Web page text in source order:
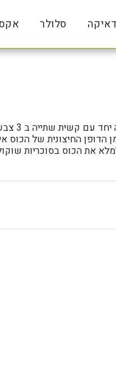
סלולר
הדופן החיצונית של הכוס
את הכוס בסוכריות